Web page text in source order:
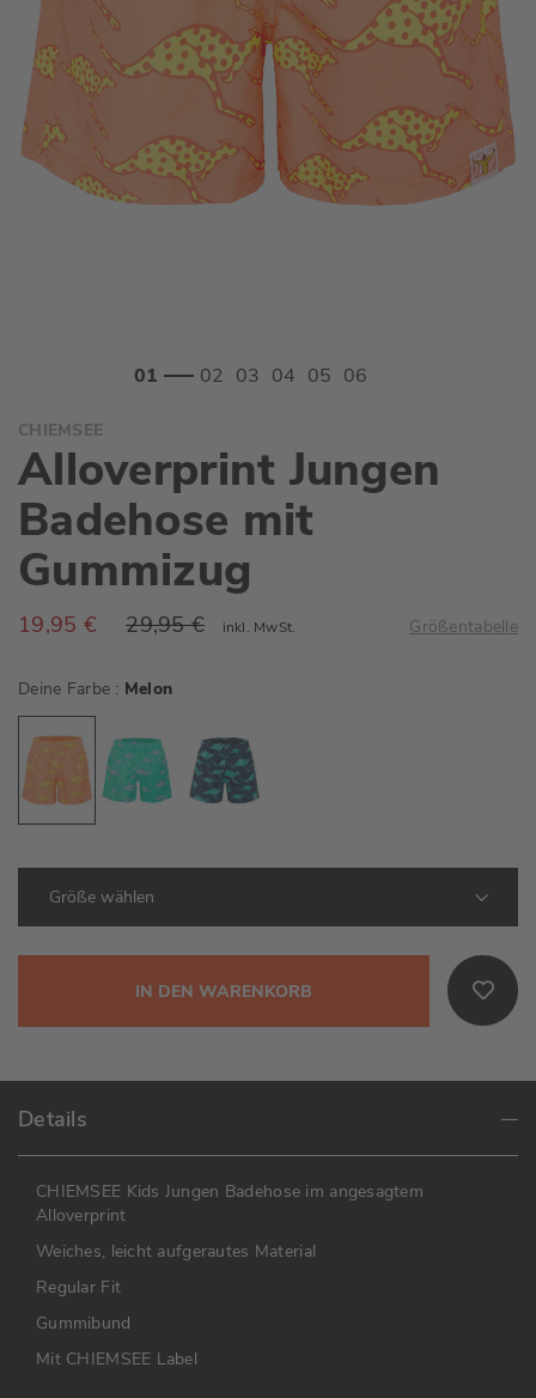
Anfang
der
Bildgalerie
springen
CHIEMSEE
Alloverprint Jungen
Badehose mit
Gummizug
19,95 € 29,95 € inkl. MwSt. Größentabelle
Deine Farbe Melon
IN DEN WARENKORB
Details
CHIEMSEE Kids Jungen Badehose im angesagtem
Alloverprint
Weiches, leicht aufgerautes Material
Regular Fit
Gummibund
Mit CHIEMSEE Label